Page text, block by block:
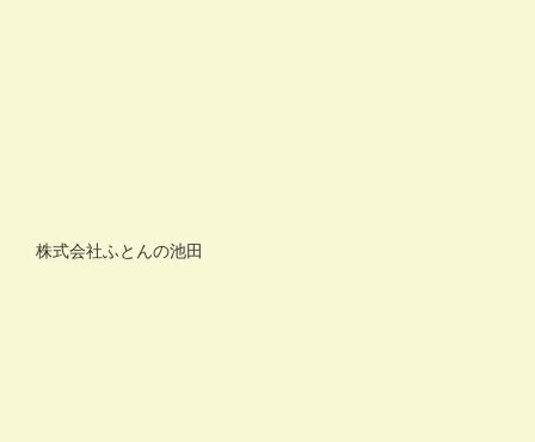
株式会社ふとんの池田